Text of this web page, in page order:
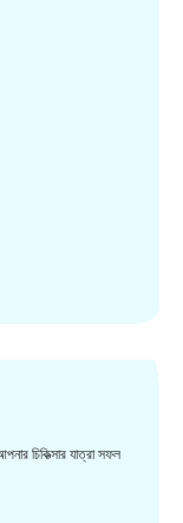
চিকিত্সার যাত্রা সফল